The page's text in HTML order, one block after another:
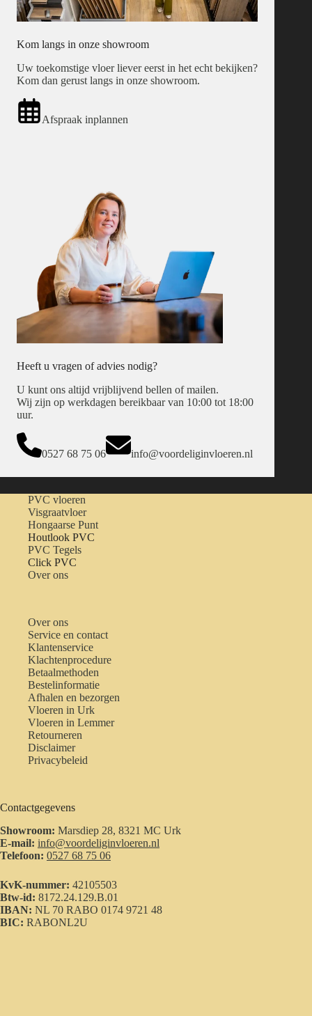
Kom langs in onze showroom
Uw toekomstige vloer liever eerst in het echt bekijken?
Kom dan gerust langs in onze showroom.
Afspraak inplannen
Heeft u vragen of advies nodig?
U kunt ons altijd vrijblijvend bellen of mailen.
Wij zijn op werkdagen bereikbaar van 10:00 tot 18:00
uur.
0527 68 75 06 info@voordeliginvloeren.nl
PVC vloeren
Visgraatvloer
Hongaarse Punt
Houtlook PVC
PVC Tegels
Click PVC
Over ons
Over ons
Service en contact
Klantenservice
Klachtenprocedure
Betaalmethoden
Bestelinformatie
Afhalen en bezorgen
Vloeren in Urk
Vloeren in Lemmer
Retourneren
Disclaimer
Privacybeleid
Contactgegevens
Showroom: Marsdiep 28, 8321 MC Urk
E-mail: info@voordeliginvloeren.nl
Telefoon: 0527 68 75 06
KvK-nummer: 42105503
Btw-id: 8172.24.129.B.01
IBAN: NL 70 RABO 0174 9721 48
BIC: RABONL2U